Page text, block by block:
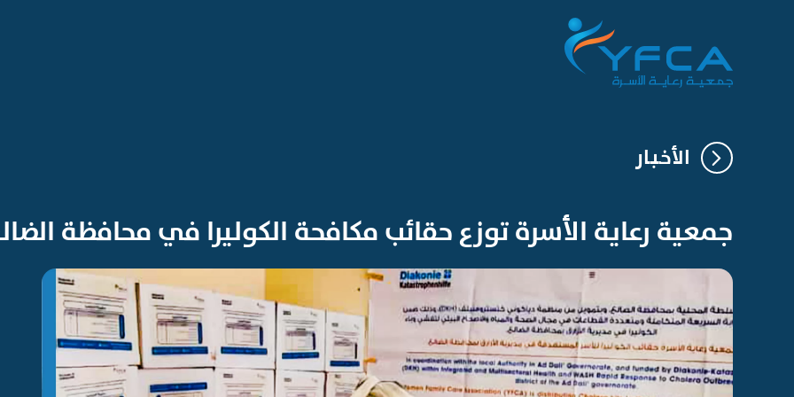
الأخـبـار
جمعية رعاية الأسرة توزع حقائب مكافحة الكوليرا في محافظة